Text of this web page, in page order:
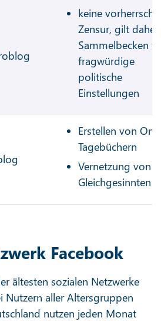
keine
Zensur, gilt daher
Sammelbecken
fragwürdige
politische
Einstellungen
Erstellen von
Tagebüchern
Vernetzung von
Gleichgesinnten
Facebook
ältesten sozialen Netzwerke
Nutzern aller Altersgruppen
nutzen jeden Monat